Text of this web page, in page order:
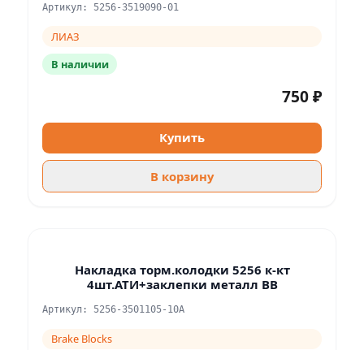
Артикул: 5256-3519090-01
ЛИАЗ
В наличии
750 ₽
Купить
В корзину
Накладка торм.колодки 5256 к-кт
4шт.АТИ+заклепки металл BB
Артикул: 5256-3501105-10А
Brake Blocks